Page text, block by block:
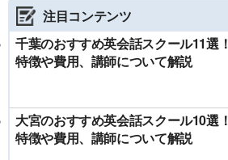
注目コンテンツ
千葉のおすすめ英会話スクール11選！
特徴や費用、講師について解説
大宮のおすすめ英会話スクール10選！
特徴や費用、講師について解説